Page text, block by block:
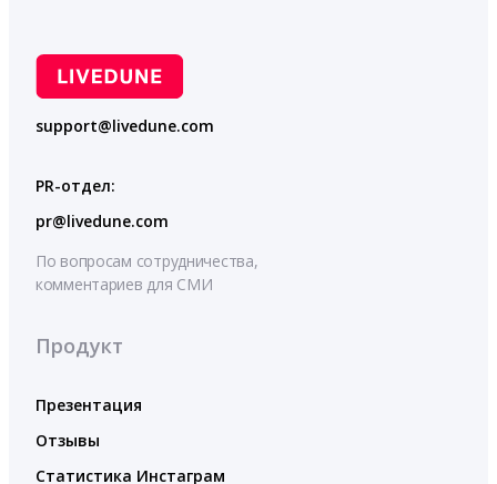
support@livedune.com
PR-отдел:
pr@livedune.com
По вопросам сотрудничества,
комментариев для СМИ
Продукт
Презентация
Отзывы
Статистика Инстаграм